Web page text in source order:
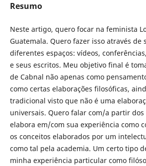
Resumo
Neste artigo, quero focar na feminista
Guatemala. Quero fazer isso através de
diferentes espaços: vídeos,
e seus escritos. Meu objetivo final é
de Cabnal não apenas como
como certas elaborações filosóficas,
tradicional visto que não é uma
universais. Quero falar com/a partir dos
elabora em/com sua experiência como
os conceitos elaborados por um
como tal pela academia. Um certo tipo
minha experiência particular como